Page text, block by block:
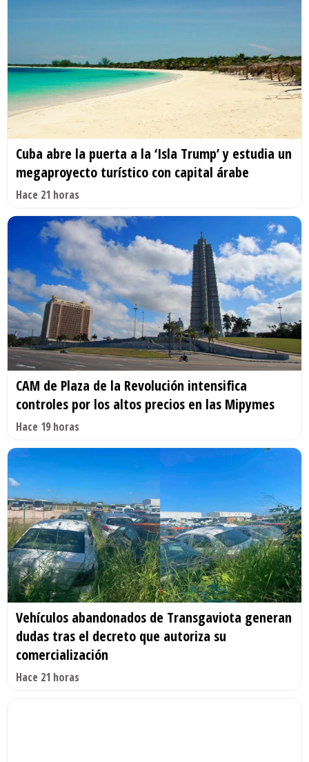
Cuba abre la puerta a la ‘Isla Trump’ y estudia un
megaproyecto turístico con capital árabe
Hace 21 horas
CAM de Plaza de la Revolución intensifica
controles por los altos precios en las Mipymes
Hace 19 horas
Vehículos abandonados de Transgaviota generan
dudas tras el decreto que autoriza su
comercialización
Hace 21 horas